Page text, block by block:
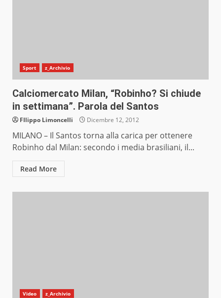
Sport z_Archivio
Calciomercato Milan, “Robinho? Si chiude
in settimana”. Parola del Santos
FIlippo Limoncelli Dicembre 12, 2012
MILANO – Il Santos torna alla carica per ottenere
Robinho dal Milan: secondo i media brasiliani, il...
Read More
Video z_Archivio